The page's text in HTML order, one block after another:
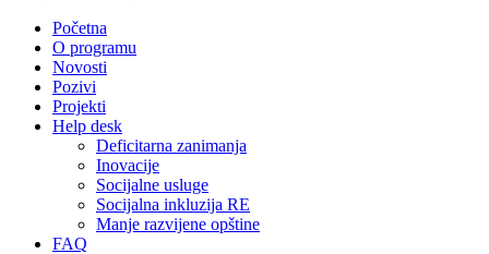
Početna
O programu
Novosti
Pozivi
Projekti
Help desk
Deficitarna zanimanja
Inovacije
Socijalne usluge
Socijalna inkluzija RE
Manje razvijene opštine
FAQ